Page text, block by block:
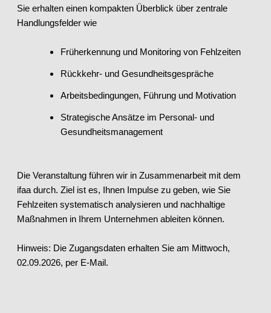
Sie erhalten einen kompakten Überblick über zentrale
Handlungsfelder wie
Früherkennung und Monitoring von Fehlzeiten
Rückkehr- und Gesundheitsgespräche
Arbeitsbedingungen, Führung und Motivation
Strategische Ansätze im Personal- und
Gesundheitsmanagement
Die Veranstaltung führen wir in Zusammenarbeit mit dem
ifaa durch. Ziel ist es, Ihnen Impulse zu geben, wie Sie
Fehlzeiten systematisch analysieren und nachhaltige
Maßnahmen in Ihrem Unternehmen ableiten können.
Hinweis: Die Zugangsdaten erhalten Sie am Mittwoch,
02.09.2026, per E-Mail.